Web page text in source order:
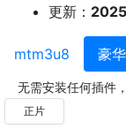
更新：
mtm3u8 豪
无需安装任何插件
正片